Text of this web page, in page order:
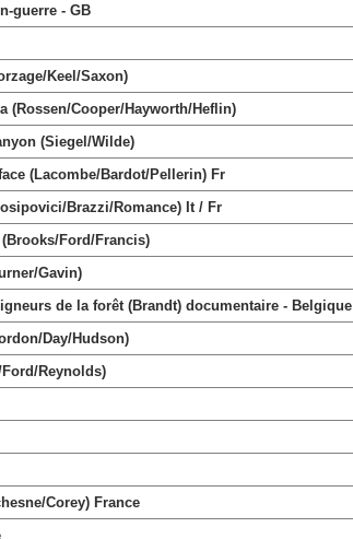
guerre - GB
Keel/Saxon)
(Rossen/Cooper/Hayworth/Heflin)
(Siegel/Wilde)
(Lacombe/Bardot/Pellerin) Fr
Brazzi/Romance) It / Fr
(Brooks/Ford/Francis)
Gavin)
de la forêt (Brandt) documentaire - Belgique
Day/Hudson)
Reynolds)
Corey) France